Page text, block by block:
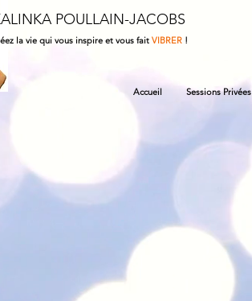
Accueil Sessions Privées
POULLAIN-JACOBS
la vie qui vous inspire et vous fait VIBRER !